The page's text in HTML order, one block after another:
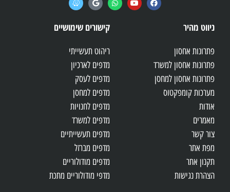
ניווט מהיר
פתרונות אחסון
פתרונות אחסון למשרד
פתרונות אחסון למחסן
מערכות קומפקטוס
אודות
מאמרים
צור קשר
מפת אתר
תקנון אתר
הצהרת נגישות
קישורים שימושיים
ריהוט תעשייתי
מדפים לארכיון
מדפים לעסק
מדפים למחסן
מדפים לחנויות
מדפים למשרד
מדפים תעשייתיים
מדפים מברזל
מדפים מודולוריים
מדפי מודולוריים מתכת